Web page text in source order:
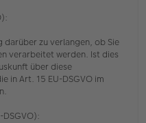
darüber zu verlangen, ob Sie
verarbeitet werden. Ist dies
über diese
in Art. 15 EU-DSGVO im